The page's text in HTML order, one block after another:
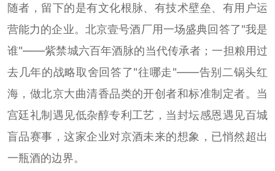
随者，留下的是有文化根脉、有技术壁垒、有用户运
营能力的企业。北京壹号酒厂用一场盛典回答了"我是
谁"——紫禁城六百年酒脉的当代传承者；一担粮用过
去几年的战略取舍回答了"往哪走"——告别二锅头红
海，做北京大曲清香品类的开创者和标准制定者。当
宫廷礼制遇见低杂醇专利工艺，当封坛感恩遇见百城
盲品赛事，这家企业对京酒未来的想象，已悄然超出
一瓶酒的边界。